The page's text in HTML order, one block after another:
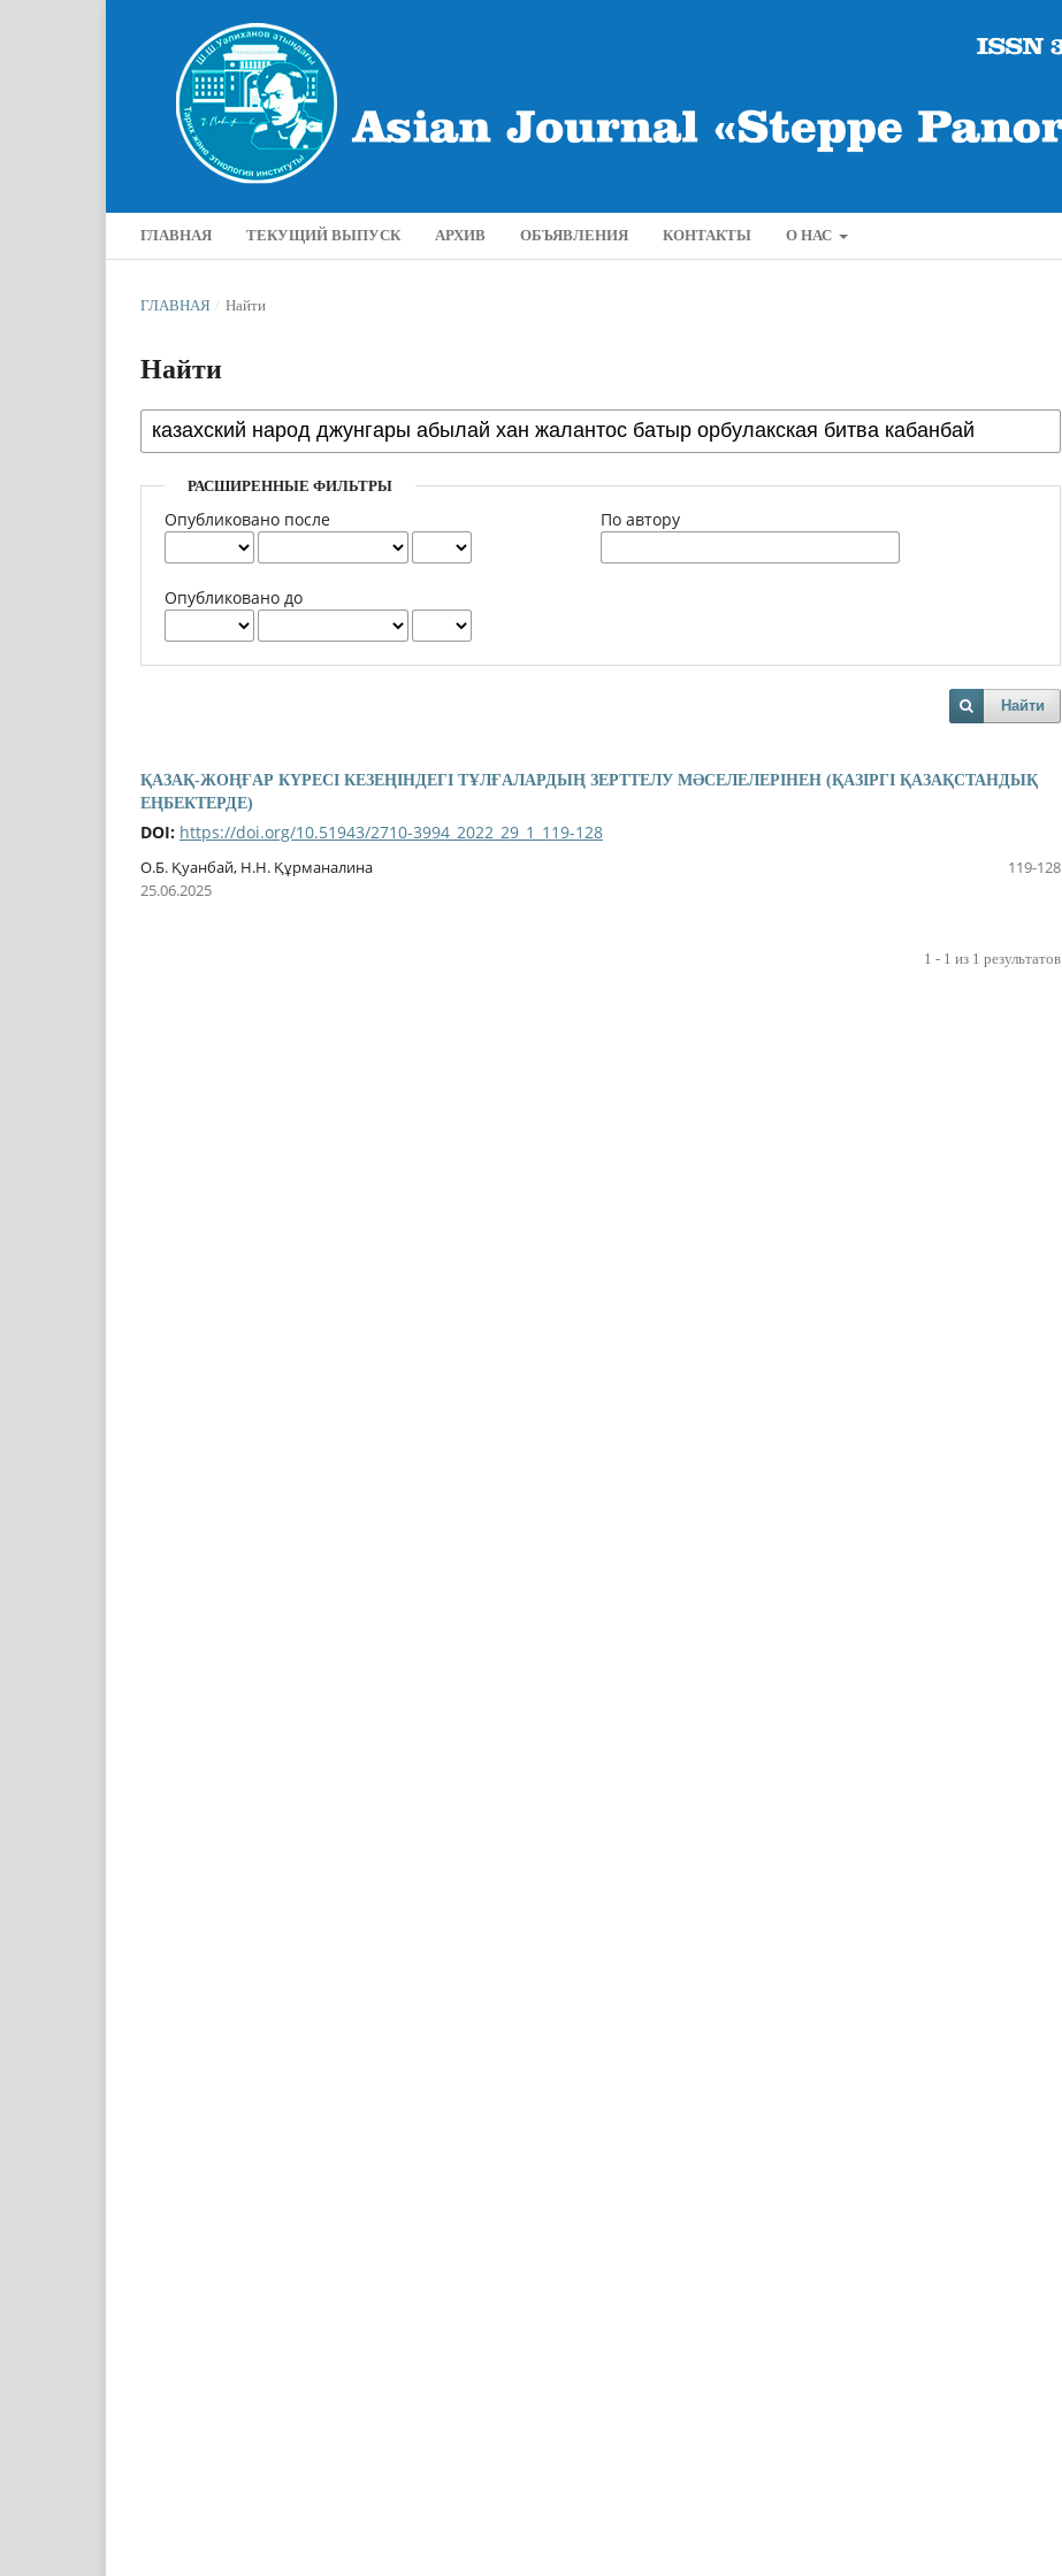
ГЛАВНАЯ ТЕКУЩИЙ ВЫПУСК АРХИВ ОБЪЯВЛЕНИЯ КОНТАКТЫ О НАС
ГЛАВНАЯ / Найти
Найти
РАСШИРЕННЫЕ ФИЛЬТРЫ
Опубликовано после
Опубликовано до
По автору
Найти
ҚАЗАҚ-ЖОҢҒАР КҮРЕСІ КЕЗЕҢІНДЕГІ ТҰЛҒАЛАРДЫҢ ЗЕРТТЕЛУ МӘСЕЛЕЛЕРІНЕН (ҚАЗІРГІ ҚАЗАҚСТАНДЫҚ
ЕҢБЕКТЕРДЕ)
DOI: https://doi.org/10.51943/2710-3994_2022_29_1_119-128
О.Б. Қуанбай, Н.Н. Құрманалина
119-128
25.06.2025
1 - 1 из 1 результатов